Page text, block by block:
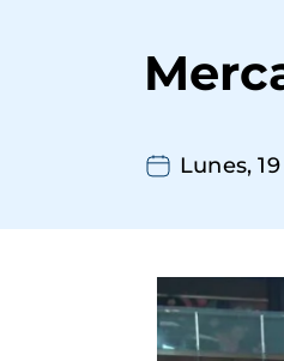
navegación
Lunes,